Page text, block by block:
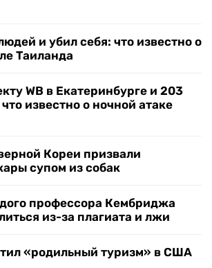
и убил себя: что известно о
Таиланда
WB в Екатеринбурге и 203
известно о ночной атаке
Кореи призвали
супом из собак
профессора Кембриджа
из-за плагиата и лжи
«родильный туризм» в США